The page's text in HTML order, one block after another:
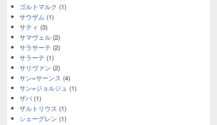
ゴルトマルク (1)
サウザム (1)
サティ (3)
サマヴェル (2)
サラサーテ (2)
サラーテ (1)
サリヴァン (2)
サン=サーンス (4)
サン=ジョルジュ (1)
ザバ(1)
ザルトリウス (1)
シェーグレン (1)